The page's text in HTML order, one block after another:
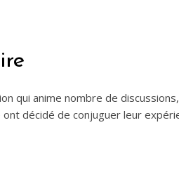
qui anime nombre de
ont décidé de conjuguer leur